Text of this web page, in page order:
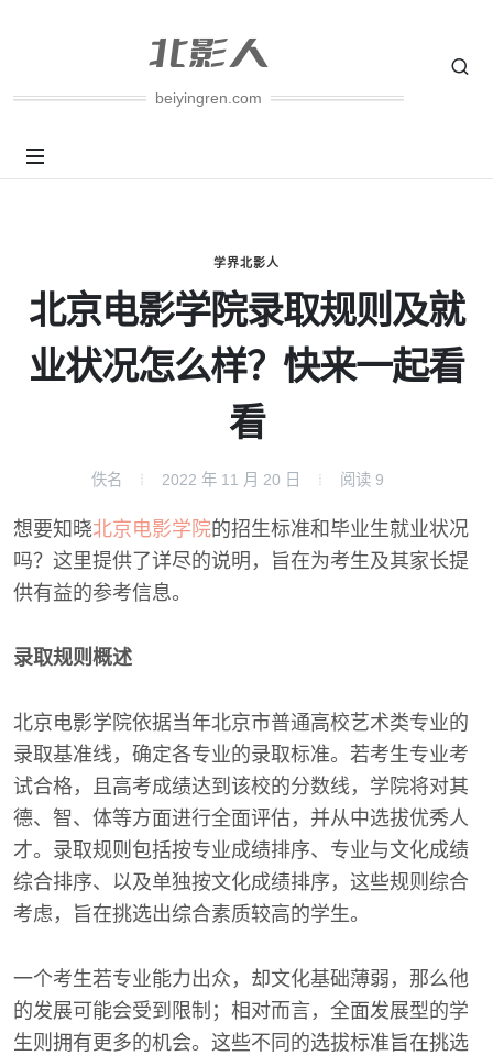
beiyingren.com
学界北影人
北京电影学院录取规则及就
业状况怎么样？快来一起看
看
佚名 2022 年 11 月 20 日 阅读 9
想要知晓北京电影学院的招生标准和毕业生就业状况
吗？这里提供了详尽的说明，旨在为考生及其家长提
供有益的参考信息。
录取规则概述
北京电影学院依据当年北京市普通高校艺术类专业的
录取基准线，确定各专业的录取标准。若考生专业考
试合格，且高考成绩达到该校的分数线，学院将对其
德、智、体等方面进行全面评估，并从中选拔优秀人
才。录取规则包括按专业成绩排序、专业与文化成绩
综合排序、以及单独按文化成绩排序，这些规则综合
考虑，旨在挑选出综合素质较高的学生。
一个考生若专业能力出众，却文化基础薄弱，那么他
的发展可能会受到限制；相对而言，全面发展型的学
生则拥有更多的机会。这些不同的选拔标准旨在挑选